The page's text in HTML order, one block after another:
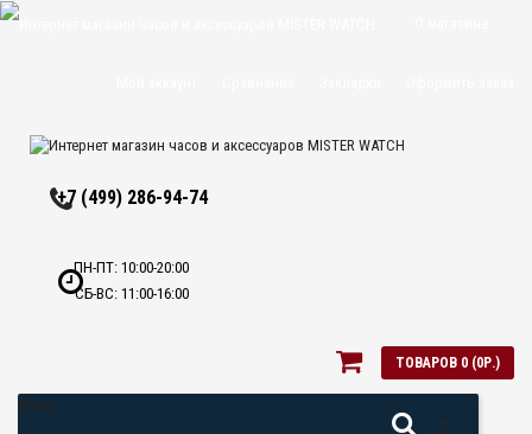
+7 (499) 286-94-74
ПН-ПТ: 10:00-20:00
СБ-ВС: 11:00-16:00
ТОВАРОВ 0 (0Р.)